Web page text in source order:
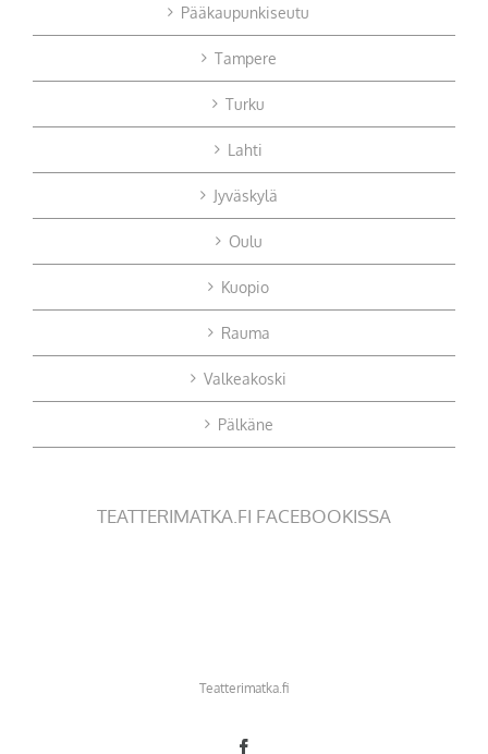
Pääkaupunkiseutu
Tampere
Turku
Lahti
Jyväskylä
Oulu
Kuopio
Rauma
Valkeakoski
Pälkäne
TEATTERIMATKA.FI FACEBOOKISSA
Teatterimatka.fi